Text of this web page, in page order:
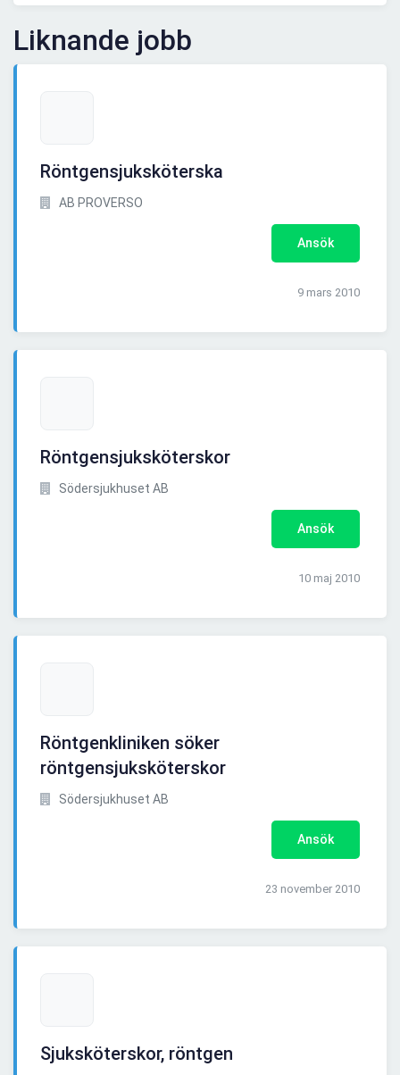
Liknande jobb
Röntgensjuksköterska
AB PROVERSO
Ansök
9 mars 2010
Röntgensjuksköterskor
Södersjukhuset AB
Ansök
10 maj 2010
Röntgenkliniken söker
röntgensjuksköterskor
Södersjukhuset AB
Ansök
23 november 2010
Sjuksköterskor, röntgen